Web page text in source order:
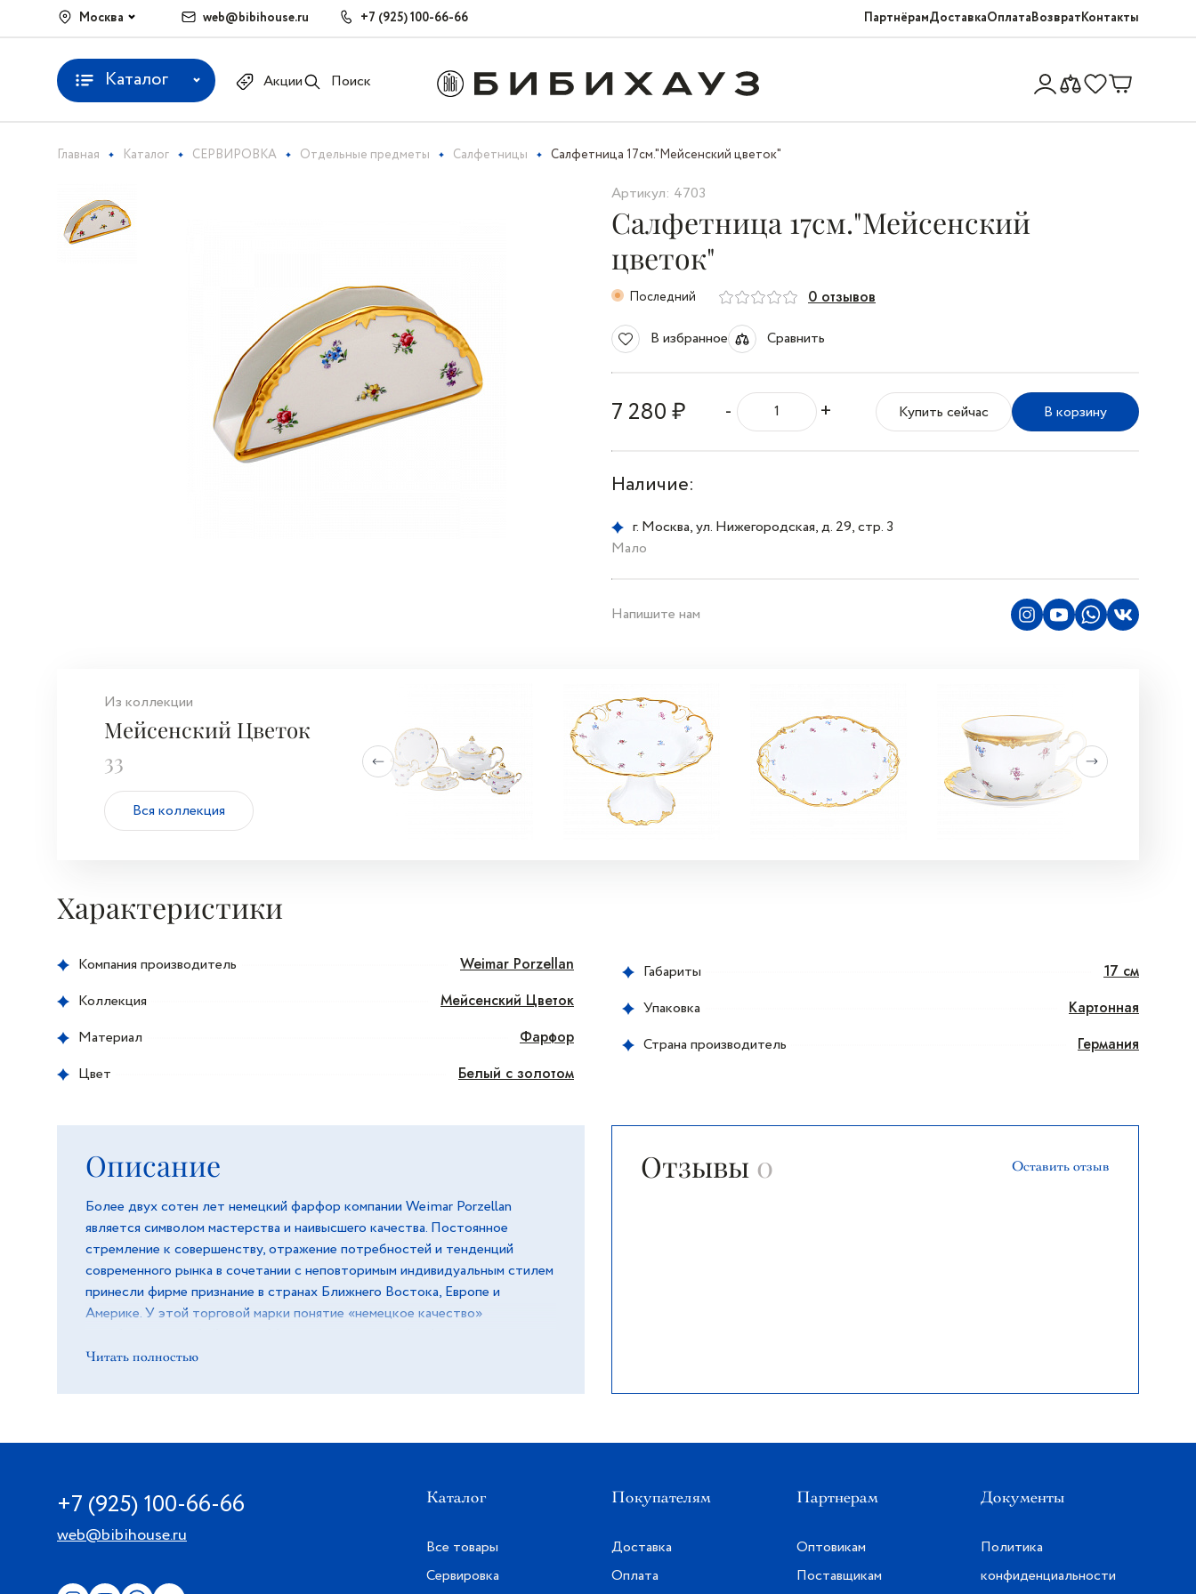
Москва web@bibihouse.ru +7 (925) 100-66-66 ПартнёрамДоставкаОплатаВозвратКонтакты
Каталог Акции Поиск
Главная Каталог СЕРВИРОВКА Отдельные предметы Салфетницы Салфетница 17см."Мейсенский цветок"
Артикул: 4703
Салфетница 17см."Мейсенский
цветок"
Последний 0 отзывов
В избранное Сравнить
7 280 ₽ - + Купить сейчас В корзину
Наличие:
г. Москва, ул. Нижегородская, д. 29, стр. 3
Мало
Напишите нам
Из коллекции
Мейсенский Цветок
33
Вся коллекция
Характеристики
Компания производитель
Weimar Porzellan
Коллекция
Мейсенский Цветок
Материал
Фарфор
Цвет
Белый с золотом
Габариты
17 см
Упаковка
Картонная
Страна производитель
Германия
Описание
Более двух сотен лет немецкий фарфор компании Weimar Porzellan
является символом мастерства и наивысшего качества. Постоянное
стремление к совершенству, отражение потребностей и тенденций
современного рынка в сочетании с неповторимым индивидуальным стилем
принесли фирме признание в странах Ближнего Востока, Европе и
Америке. У этой торговой марки понятие «немецкое качество»
используя старинные проверенные технологии. Оригинальные орнаменты
особая глазурь поможет сохранить блеск и отличное состояние долгие
Читать полностью
Отзывы 0 Оставить отзыв
+7 (925) 100-66-66
web@bibihouse.ru
Каталог
Все товары
Сервировка
Покупателям
Доставка
Оплата
Партнерам
Оптовикам
Поставщикам
Документы
Политика
конфиденциальности